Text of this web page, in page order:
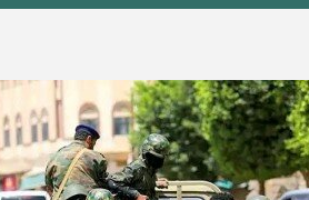
Yemeni PM orders military, security